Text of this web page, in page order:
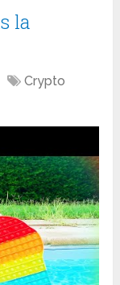
la
Crypto